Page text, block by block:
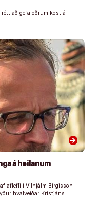
að gefa öðrum kost á
arrow_forward
á heilanum
aflefli í Vilhjálm Birgisson
hvalveiðar Kristjáns